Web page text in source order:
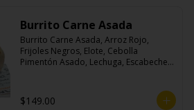
Burrito Carne Asada
Burrito Carne Asada, Arroz Rojo,
Frijoles Negros, Elote, Cebolla
Pimentón Asado, Lechuga, Escabeche
$149.00